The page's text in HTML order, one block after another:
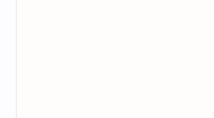
مجروح
کوئی بھی نہیں
نے کس مشہور استاد